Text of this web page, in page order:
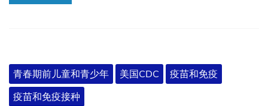
及
年
青春期前儿童和青少年 美国CDC
疫苗和免疫
疫苗和免疫接种